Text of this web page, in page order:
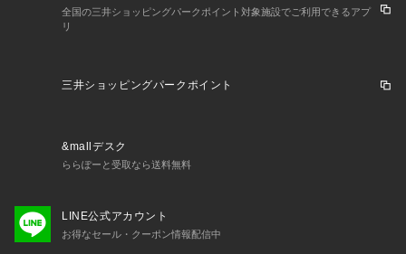
全国の三井ショッピングパークポイント対象施設でご利用できるアプ
リ
三井ショッピングパークポイント
&mallデスク
ららぽーと受取なら送料無料
LINE公式アカウント
お得なセール・クーポン情報配信中